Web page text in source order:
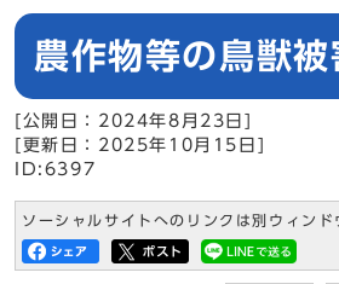
農作物等の鳥獣被
[公開日：2024年8月23日]
[更新日：2025年10月15日]
ID:6397
ソーシャルサイトへのリンクは別ウィンド